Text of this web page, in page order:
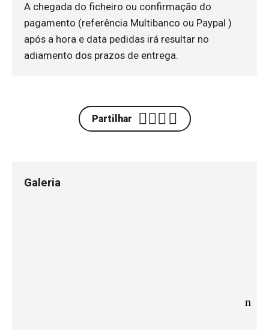
A chegada do ficheiro ou confirmação do
pagamento (referência Multibanco ou Paypal )
após a hora e data pedidas irá resultar no
adiamento dos prazos de entrega.
Partilhar
Galeria